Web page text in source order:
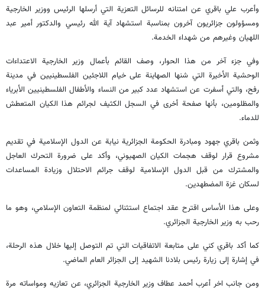
وأعرب علي باقري عن امتنانه للرسائل التعزية التي أرسلها الرئيس ووزير الخارجية
ومسؤولون جزائريون آخرون بمناسبة استشهاد آية الله رئيسي والدكتور أمير عبد
اللهيان وغيرهم من شهداء الخدمة.
وفي جزء آخر من هذا الحوار، وصف القائم بأعمال وزير الخارجية الاعتداءات
الوحشية الأخيرة التي شنها الصهاينة على خيام اللاجئين الفلسطينيين في مدينة
رفح، والتي أسفرت عن استشهاد عدد كبير من النساء والأطفال الفلسطينيين الأبرياء
والمظلومين، بأنها صفحة أخرى في السجل الكثيف لجرائم هذا الكيان المتعطش
للدماء.
وثمن باقري جهود ومبادرة الحكومة الجزائرية نيابة عن الدول الإسلامية في تقديم
مشروع قرار لوقف هجمات الكيان الصهيوني، وأكد على ضرورة التحرك العاجل
والمشترك من قبل الدول الإسلامية لوقف جرائم الاحتلال وزيادة المساعدات
لسكان غزة المضطهدين.
وعلى هذا الأساس اقترح عقد اجتماع استثنائي لمنظمة التعاون الإسلامي، وهو ما
رحب به وزير الخارجية الجزائري.
كما أكد باقري كني على متابعة الاتفاقيات التي تم التوصل إليها خلال هذه الرحلة،
في إشارة إلى زيارة رئيس بلادنا الشهيد إلى الجزائر العام الماضي.
ومن جانب اخر أعرب أحمد عطاف وزير الخارجية الجزائري، عن تعازيه ومواساته مرة